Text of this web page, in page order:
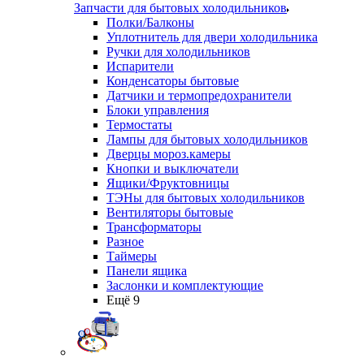
Запчасти для бытовых холодильников
Полки/Балконы
Уплотнитель для двери холодильника
Ручки для холодильников
Испарители
Конденсаторы бытовые
Датчики и термопредохранители
Блоки управления
Термостаты
Лампы для бытовых холодильников
Дверцы мороз.камеры
Кнопки и выключатели
Ящики/Фруктовницы
ТЭНы для бытовых холодильников
Вентиляторы бытовые
Трансформаторы
Разное
Таймеры
Панели ящика
Заслонки и комплектующие
Ещё 9